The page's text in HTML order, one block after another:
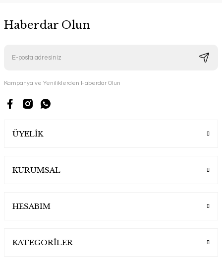
Haberdar Olun
Kampanya ve Yeniliklerden Haberdar Olun
ÜYELİK
KURUMSAL
HESABIM
KATEGORİLER